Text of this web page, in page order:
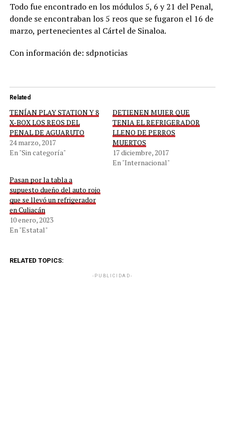
Todo fue encontrado en los módulos 5, 6 y 21 del Penal,
donde se encontraban los 5 reos que se fugaron el 16 de
marzo, pertenecientes al Cártel de Sinaloa.
Con información de: sdpnoticias
Related
TENÍAN PLAY STATION Y 8
X-BOX LOS REOS DEL
PENAL DE AGUARUTO
24 marzo, 2017
En "Sin categoría"
DETIENEN MUJER QUE
TENIA EL REFRIGERADOR
LLENO DE PERROS
MUERTOS
17 diciembre, 2017
En "Internacional"
Pasan por la tabla a
supuesto dueño del auto rojo
que se llevó un refrigerador
en Culiacán
10 enero, 2023
En "Estatal"
RELATED TOPICS:
-PUBLICIDAD-